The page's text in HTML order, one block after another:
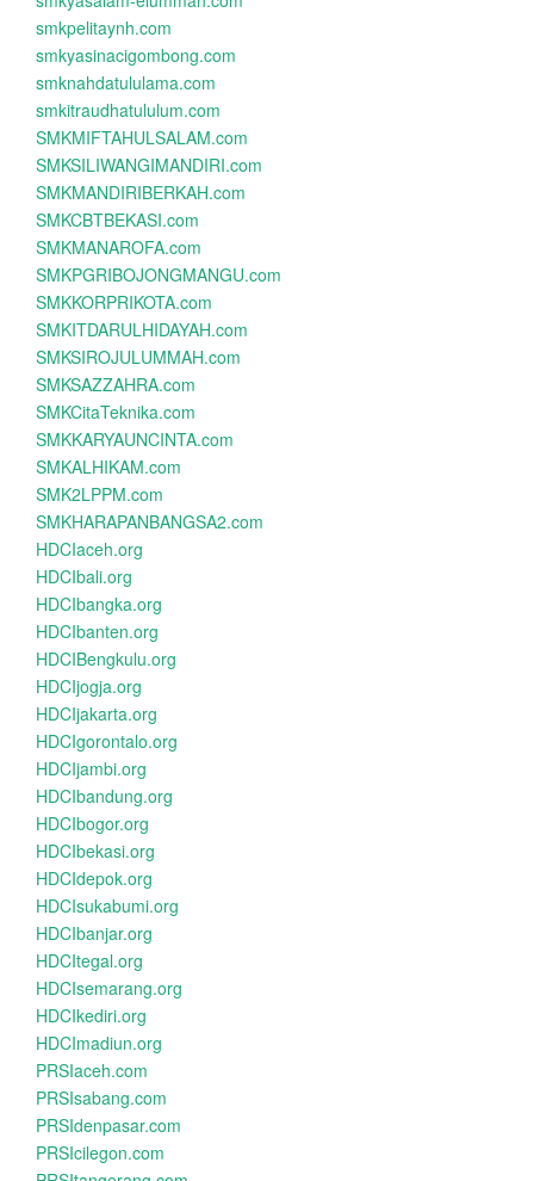
smkpelitaynh.com
smkyasinacigombong.com
smknahdatululama.com
smkitraudhatululum.com
SMKMIFTAHULSALAM.com
SMKSILIWANGIMANDIRI.com
SMKMANDIRIBERKAH.com
SMKCBTBEKASI.com
SMKMANAROFA.com
SMKPGRIBOJONGMANGU.com
SMKKORPRIKOTA.com
SMKITDARULHIDAYAH.com
SMKSIROJULUMMAH.com
SMKSAZZAHRA.com
SMKCitaTeknika.com
SMKKARYAUNCINTA.com
SMKALHIKAM.com
SMK2LPPM.com
SMKHARAPANBANGSA2.com
HDCIaceh.org
HDCIbali.org
HDCIbangka.org
HDCIbanten.org
HDCIBengkulu.org
HDCIjogja.org
HDCIjakarta.org
HDCIgorontalo.org
HDCIjambi.org
HDCIbandung.org
HDCIbogor.org
HDCIbekasi.org
HDCIdepok.org
HDCIsukabumi.org
HDCIbanjar.org
HDCItegal.org
HDCIsemarang.org
HDCIkediri.org
HDCImadiun.org
PRSIaceh.com
PRSIsabang.com
PRSIdenpasar.com
PRSIcilegon.com